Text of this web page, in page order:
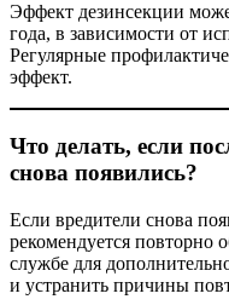
Эффект дезинсекции
года, в зависимости от
Регулярные
эффект.
Что делать, если
снова появились?
Если вредители снова
рекомендуется повторно
службе для
и устранить причины